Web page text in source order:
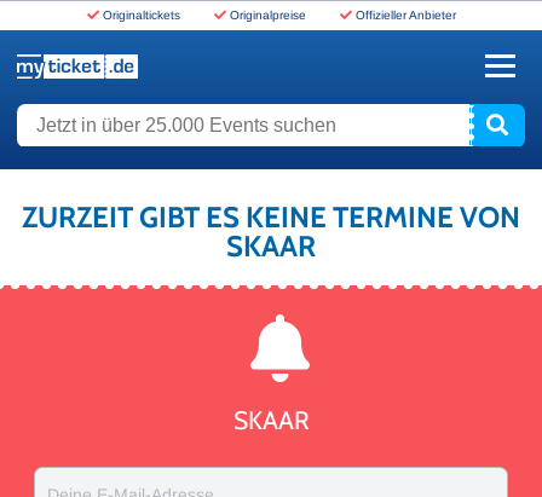
Originaltickets Originalpreise Offizieller Anbieter
Jetzt in über 25.000 Events suchen
ZURZEIT GIBT ES KEINE TERMINE VON
SKAAR
SKAAR